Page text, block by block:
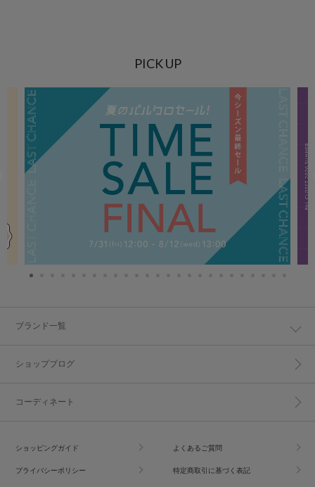
PICK UP
ブランド一覧
ショップブログ
コーディネート
ショッピングガイド よくあるご質問
プライバシーポリシー 特定商取引に基づく表記